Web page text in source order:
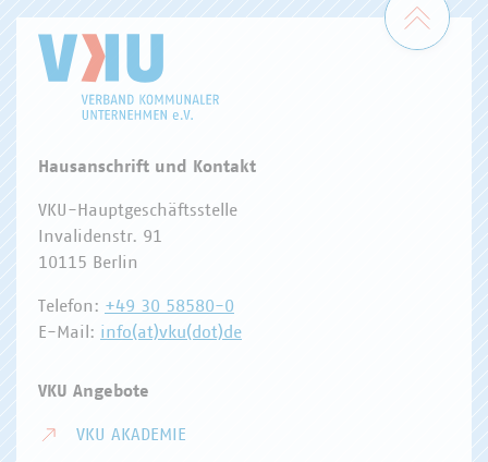
Hausanschrift und Kontakt
VKU-Hauptgeschäftsstelle
Invalidenstr. 91
10115 Berlin
Telefon: +49 30 58580-0
E-Mail: info(at)vku(dot)de
VKU Angebote
VKU AKADEMIE